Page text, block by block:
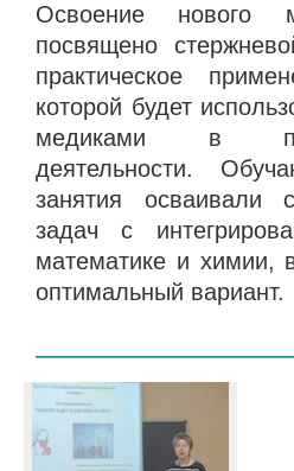
Освоение нового
посвящено
практическое
которой будет
медиками в
деятельности.
занятия осваивали
задач с
математике и химии,
оптимальный вариант.